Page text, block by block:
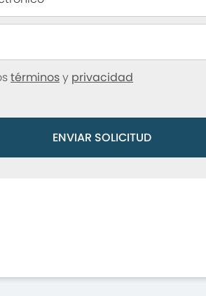
términosy privacidad
ENVIAR SOLICITUD